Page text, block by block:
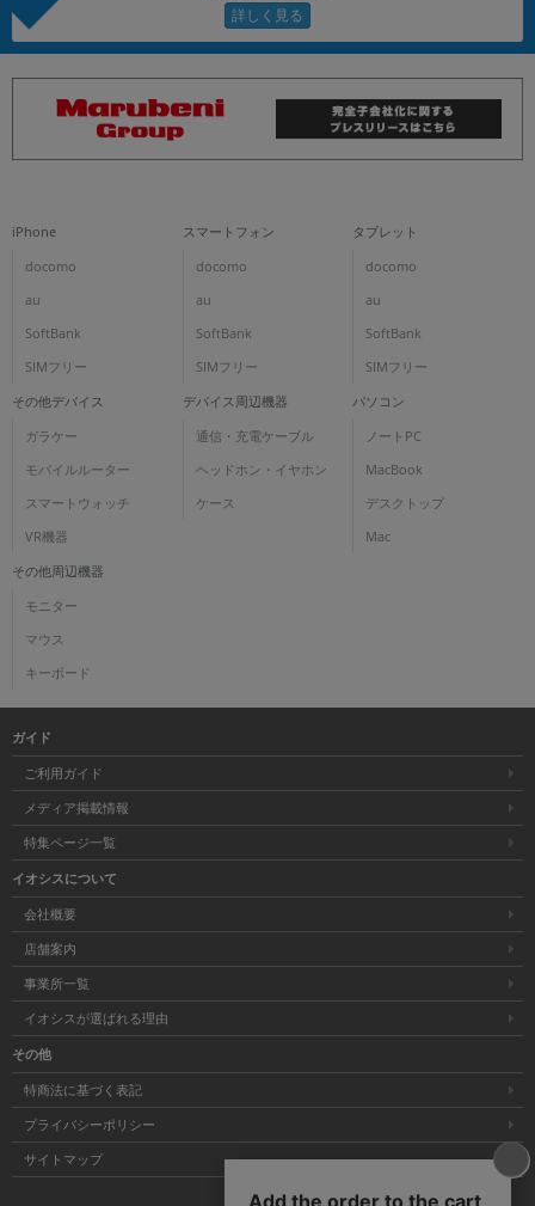
iPhone
docomo
au
SoftBank
SIMフリー
スマートフォン
docomo
au
SoftBank
SIMフリー
タブレット
docomo
au
SoftBank
SIMフリー
その他デバイス
ガラケー
モバイルルーター
スマートウォッチ
VR機器
デバイス周辺機器
通信・充電ケーブル
ヘッドホン・イヤホン
ケース
パソコン
ノートPC
MacBook
デスクトップ
Mac
その他周辺機器
モニター
マウス
キーボード
ガイド
ご利用ガイド
メディア掲載情報
特集ページ一覧
イオシスについて
会社概要
店舗案内
事業所一覧
イオシスが選ばれる理由
その他
特商法に基づく表記
プライバシーポリシー
サイトマップ